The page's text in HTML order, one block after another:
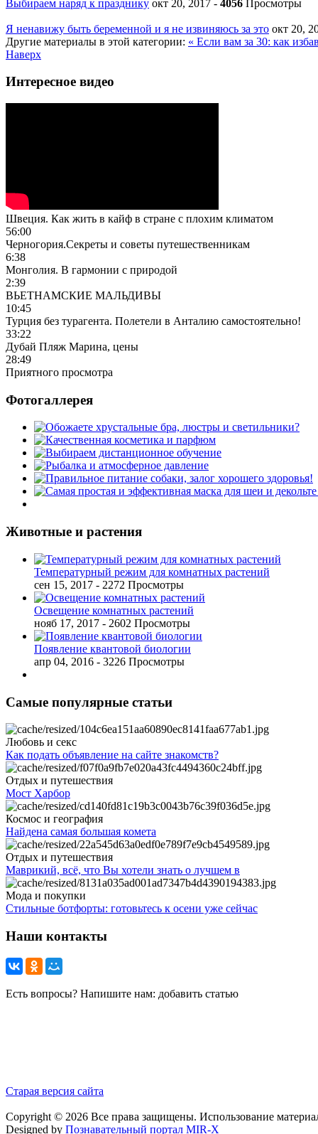
Выбираем наряд к празднику окт 20, 2017 - 4056 Просмотры
Я ненавижу быть беременной и я не извиняюсь за это окт 20,
Другие материалы в этой категории: « Если вам за 30: как
Наверх
Интересное видео
Швеция. Как жить в кайф в стране с плохим климатом
56:00
Черногория.Секреты и советы путешественникам
6:38
Монголия. В гармонии с природой
2:39
ВЬЕТНАМСКИЕ МАЛЬДИВЫ
10:45
Турция без турагента. Полетели в Анталию самостоятельно!
33:22
Дубай Пляж Марина, цены
28:49
Приятного просмотра
Фотогаллерея
Животные и растения
Температурный режим для комнатных растений
сен 15, 2017 - 2272 Просмотры
Освещение комнатных растений
нояб 17, 2017 - 2602 Просмотры
Появление квантовой биологии
апр 04, 2016 - 3226 Просмотры
Самые популярные статьи
Любовь и секс
Как подать объявление на сайте знакомств?
Отдых и путешествия
Мост Харбор
Космос и география
Найдена самая большая комета
Отдых и путешествия
Маврикий, всё, что Вы хотели знать о лучшем в
Мода и покупки
Стильные ботфорты: готовьтесь к осени уже сейчас
Наши контакты
Есть вопросы? Напишите нам: добавить статью
Старая версия сайта
Copyright © 2026 Все права защищены. Использование
Designed by Познавательный портал MIR-X